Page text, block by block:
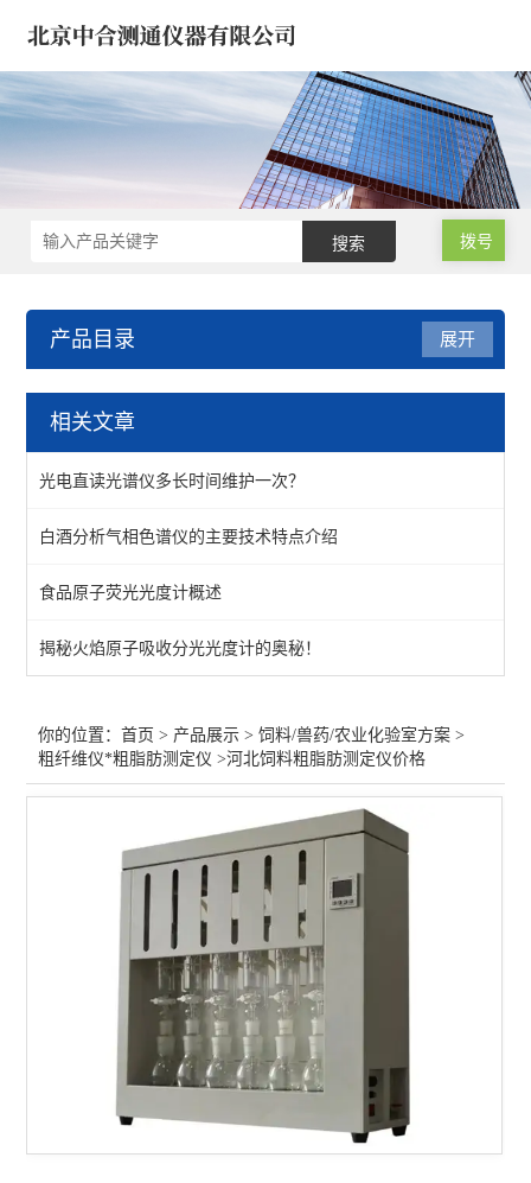
拨号
产品目录
饲料/兽药/农业化验室方案
红外分光光度计-兽药/饲料
崩解/溶出度/熔点/脆碎度
饲料兽药化验仪器
查看全部 >>
展开
相关文章
光电直读光谱仪多长时间维护一次？
白酒分析气相色谱仪的主要技术特点介绍
食品原子荧光光度计概述
揭秘火焰原子吸收分光光度计的奥秘！
你的位置：首页 > 产品展示 >饲料/兽药/农业化验室方案 >
粗纤维仪*粗脂肪测定仪 >河北饲料粗脂肪测定仪价格